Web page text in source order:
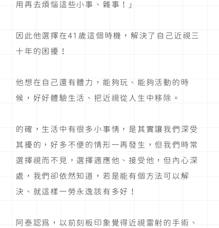
用再去煩惱這些小事、雜事！」
因此他選擇在41歲這個時機，解決了自己近視三
十年的困擾！
他想在自己還有體力，能夠玩、能夠活動的時
候，好好體驗生活、把近視從人生中移除。
的確，生活中有很多小事情，是其實讓我們深受
其擾的，好多不便的情形一再發生，但我們時常
選擇視而不見，選擇適應他、接受他，但內心深
處，我們卻依然知道，若是能有個方法可以解
決、就這樣一勞永逸該有多好！
阿泰認為，以前刻板印象覺得近視雷射的手術、